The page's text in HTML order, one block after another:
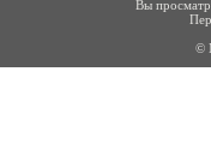
Вы
©